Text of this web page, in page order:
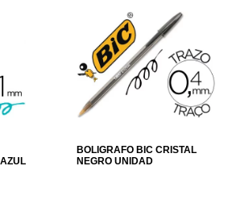
BOLIGRAFO BIC CRISTAL
NEGRO UNIDAD